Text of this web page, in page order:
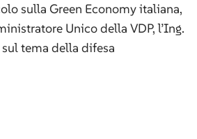
sulla Green Economy italiana,
Unico della VDP, l’Ing.
tema della difesa